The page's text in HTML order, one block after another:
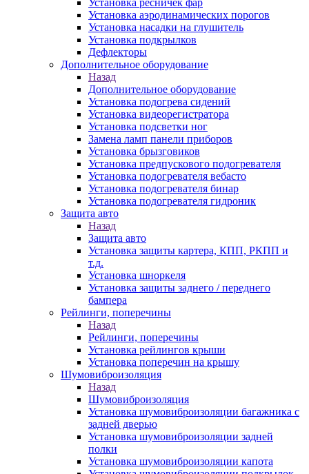
Установка ресничек фар
Установка аэродинамических порогов
Установка насадки на глушитель
Установка подкрылков
Дефлекторы
Дополнительное оборудование
Назад
Дополнительное оборудование
Установка подогрева сидений
Установка видеорегистратора
Установка подсветки ног
Замена ламп панели приборов
Установка брызговиков
Установка предпускового подогревателя
Установка подогревателя вебасто
Установка подогревателя бинар
Установка подогревателя гидроник
Защита авто
Назад
Защита авто
Установка защиты картера, КПП, РКПП и
т.д.
Установка шноркеля
Установка защиты заднего / переднего
бампера
Рейлинги, поперечины
Назад
Рейлинги, поперечины
Установка рейлингов крыши
Установка поперечин на крышу
Шумовиброизоляция
Назад
Шумовиброизоляция
Установка шумовиброизоляции багажника с
задней дверью
Установка шумовиброизоляции задней
полки
Установка шумовиброизоляции капота